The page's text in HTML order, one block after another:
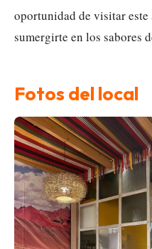
oportunidad de visitar este
sumergirte en los sabores
Fotos del local